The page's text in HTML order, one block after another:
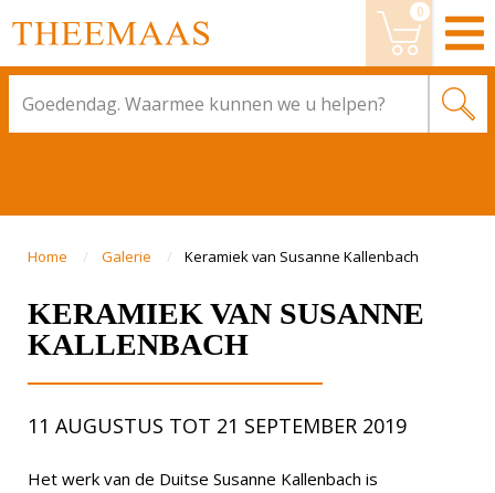
0
Wijzig bestelling BESTELLEN
Home Galerie Keramiek van Susanne Kallenbach
KERAMIEK VAN SUSANNE
KALLENBACH
11 AUGUSTUS TOT 21 SEPTEMBER 2019
Het werk van de Duitse Susanne Kallenbach is